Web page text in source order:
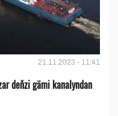
21.11.2023 - 11:41
deňzi gämi kanalyndan